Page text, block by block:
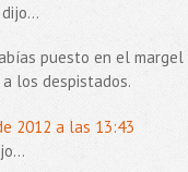
dijo...
puesto en el
los despistados.
2012 a las 13:43